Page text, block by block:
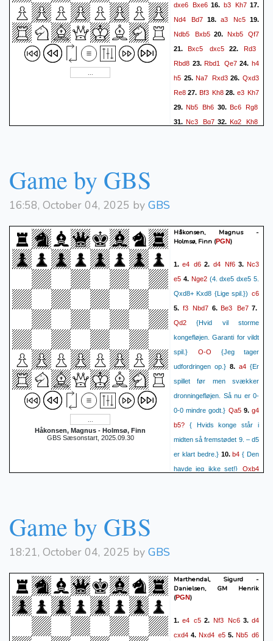
dxe6
Bxe6 16. b3 Kh717.
Nd4
Bd7 18. a3 Nc5 19.
Ndb5
Bxb520. Nxb5 Qf7
21.Bxc5 dxc522. Rd3
Rbd8 23.Rbd1 Qe724.h4
h5 25.Na7 Rxd326.Qxd3
Re8 27. Bf3 Kh8 28. e3 Kh7
29.Nb5 Bh6 30. Bc6 Rg8
31.Nc3 Bg732.Kg2 Kh8
Game by GBS
16:58, October 04, 2025 by GBS
Håkonsen, Magnus - Holmsø, Finn
GBS Sæsonstart, 2025.09.30
Håkonsen, Magnus -
Holmsø, Finn (PGN)
1.e4 d6 2. d4 Nf63.Nc3
e5 4. Nge2(4. dxe5 dxe5 5.
Qxd8+ Kxd8 {Lige spil.}) c6
5. f3 Nbd7 6.Be3 Be77.
Qd2 {Hvid vil storme
kongefløjen. Garanti for vildt
spil.}
O-O
{Jeg tager
udfordringen op.} 8. a4 {Er
spillet før men svækker
dronningefløjen. Så nu er 0-
0-0 mindre godt.} Qa5 9.g4
b5? { Hvids konge står i
midten så fremstødet 9. – d5
er klart bedre.}10.b4 { Den
havde jeg ikke set!}
Qxb4
14.Ng3 axb5 15. Nf5 Qd8
16.Nxb5
Game by GBS
18:21, October 04, 2025 by GBS
Marthendal, Sigurd -
Danielsen, GM Henrik
(PGN)
1.e4 c5 2. Nf3 Nc63.d4
cxd4 4. Nxd4 e5 5. Nb5 d6